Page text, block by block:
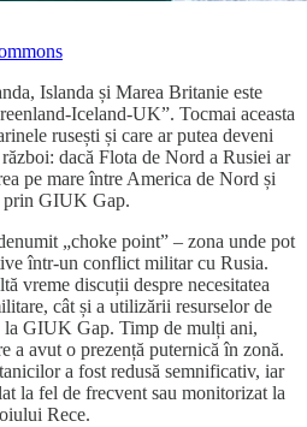
Islanda și Marea Britanie este
Iceland-UK”. Tocmai aceasta
rusești și care ar putea deveni
dacă Flota de Nord a Rusiei ar
pe mare între America de Nord și
prin GIUK Gap.
„choke point” – zona unde pot
într-un conflict militar cu Rusia.
vreme discuții despre necesitatea
cât și a utilizării resurselor de
la GIUK Gap. Timp de mulți ani,
a avut o prezență puternică în zonă.
a fost redusă semnificativ, iar
la fel de frecvent sau monitorizat la
Rece.